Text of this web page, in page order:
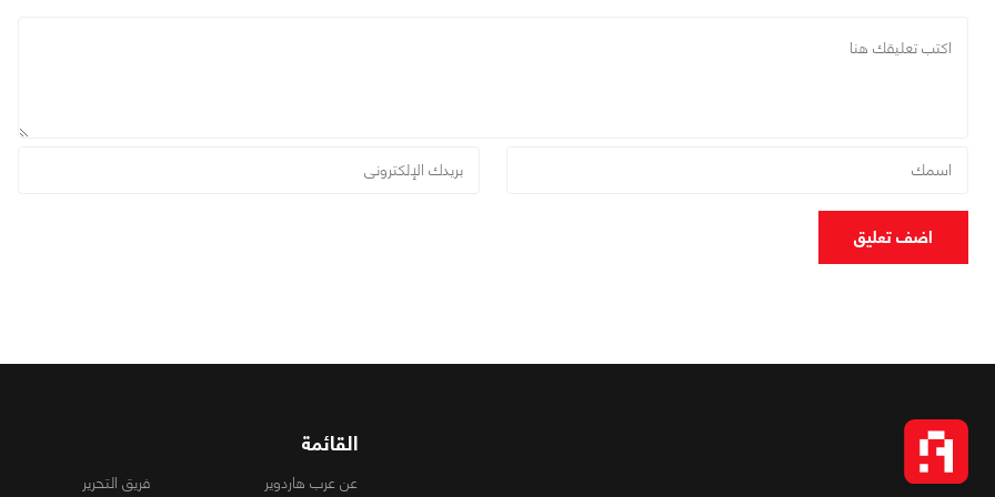
اضف تعليق
القائمة
عن عرب هاردوير فريق التحرير